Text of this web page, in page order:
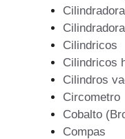
Cilindricos
Cilindricos
Cilindros
Circometro
Cobalto
Compas